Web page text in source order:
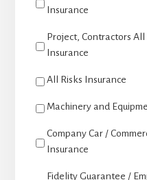
Insurance
Project, Contractors All
Insurance
All Risks Insurance
Machinery and
Company Car /
Insurance
Fidelity Guarantee /